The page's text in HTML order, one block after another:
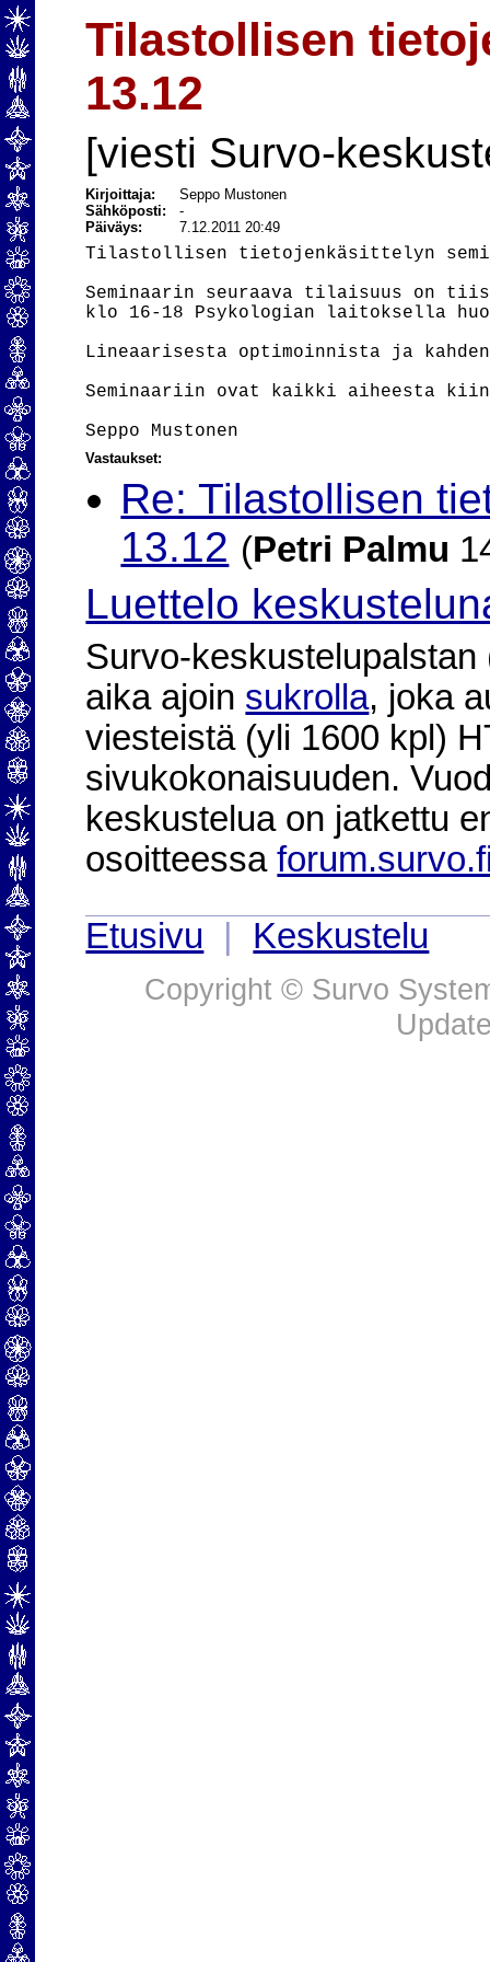
Tilastollisen
13.12
[viesti Survo-
Kirjoittaja:
Seppo Mustonen
Sähköposti:-
Päiväys:
7.12.2011 20:49
Tilastollisen tietojenkäsittelyn
Seminaarin seuraava tilaisuus on
klo 16-18 Psykologian laitoksella
Lineaarisesta optimoinnista ja kahden
Seminaariin ovat kaikki aiheesta
Vastaukset:
Re: Tilastollisen
13.12 (Petri Palmu
Luettelo
Survo-
aika ajoin sukrolla, joka
viesteistä (yli 1600 kpl)
sivukokonaisuuden.
keskustelua on jatkettu
osoitteessa
Etusivu
Keskustelu
Copyright © Survo